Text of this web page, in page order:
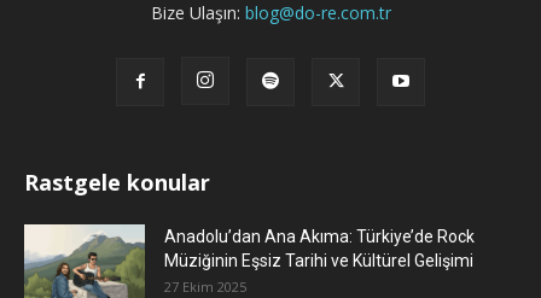
Bize Ulaşın: blog@do-re.com.tr
Rastgele konular
Anadolu’dan Ana Akıma: Türkiye’de Rock
Müziğinin Eşsiz Tarihi ve Kültürel Gelişimi
27 Ekim 2025